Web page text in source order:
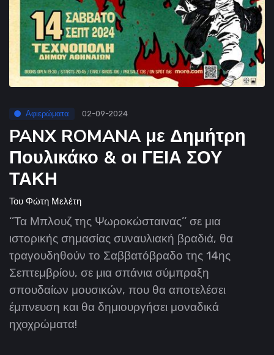
Αφιερώματα 02-09-2024
PANX ROMANA με Δημήτρη
Πουλικάκο & οι ΓΕΙΑ ΣΟΥ
ΤΑΚΗ
Του Φώτη Μελέτη
‘’Τα Μπλουζ της Ψωροκώσταινας’’ σε μια
ιστορικής σημασίας συναυλιακή βραδιά, θα
τραγουδηθούν το Σαββατόβραδο της 14ης
Σεπτεμβρίου, σε μια σπάνια σύμπραξη
σπουδαίων μουσικών, που θα αποτελέσει
έμπνευση και θα δημιουργήσει μοναδικά
ηχοχρώματα!